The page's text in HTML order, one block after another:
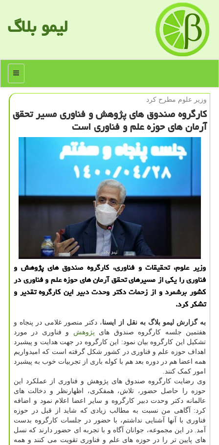
لیمو بلاگ
منو
وزیر علوم مطرح كرد
كارگروه صندوق های پژوهش و فناوری مسیر تحقق
آرمان های حوزه علم و فناوری است
وزیر علوم، تحقیقات و فناوری، کارگروه صندوق های پژوهش و
فناوری را یکی از مسیرهای تحقق آرمان های حوزه علم و فناوری در
کشور برشمرد و از زحمات دکتر وحدت دبیر این کارگروه تقدیر و
تشکر کرد.
به گزارش لیمو بلاگ به نقل از ایسنا، دکتر منصور غلامی در پنجاه و
هفتمین جلسه کارگروه صندوق های پژوهش و فناوری در مورد
تشکیل این کارگروه بیان نمود: این کارگروه در جهت هدایت و پیشبرد
اهداف حوزه علم و فناوری در کشور شکل گرفته است که امیدواریم
همه اعضا هم در دوره بعد هم با کوله باری از تجربیات خوب به پیشبرد
امور کمک کنند.
وی رضایت کارگروه صندوق های پژوهش و فناوری از عملکرد این
حوزه را حاصل حضور، تلاش، همفکری، اظهارنظر و دخالت های
عالمانه دکتر وحدت دبیر کارگروه و سایر اعضا اعلام نمود و اضافه
کرد: آگاهی من نسبت به مطالب زیادی که شاید از قبل در حوزه
فناوری با آنها آشنایی نداشتم، با حضور در جلسات کارگروه بدست
آمد. در این مجموعه، جوانان آگاه و با تجربه ای حضور دارند که نسل
های پایین تر را در حوزه های علم و فناوری تقویت می کنند و همه